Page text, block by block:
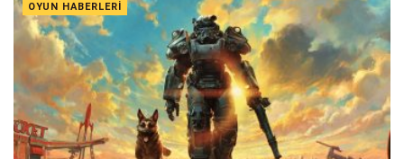
OYUN HABERLERI